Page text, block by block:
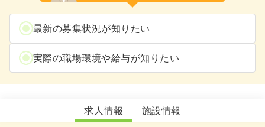
最新の募集状況が知りたい
実際の職場環境や給与が知りたい
笙の里
求人情報 施設情報